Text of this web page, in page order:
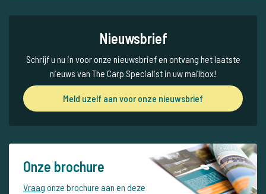
Nieuwsbrief
Schrijf u nu in voor onze nieuwsbrief en ontvang het laatste
nieuws van The Carp Specialist in uw mailbox!
Meld uzelf aan voor onze nieuwsbrief
Onze brochure
Vraag onze brochure aan en deze